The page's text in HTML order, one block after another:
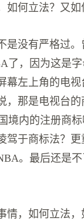
如何立法？又如
是没有严格过
了，因为这是
幕左上角的电
，那是电视台的
境内的注册商
驾于商标法？
。最后还是
情，如何立法，